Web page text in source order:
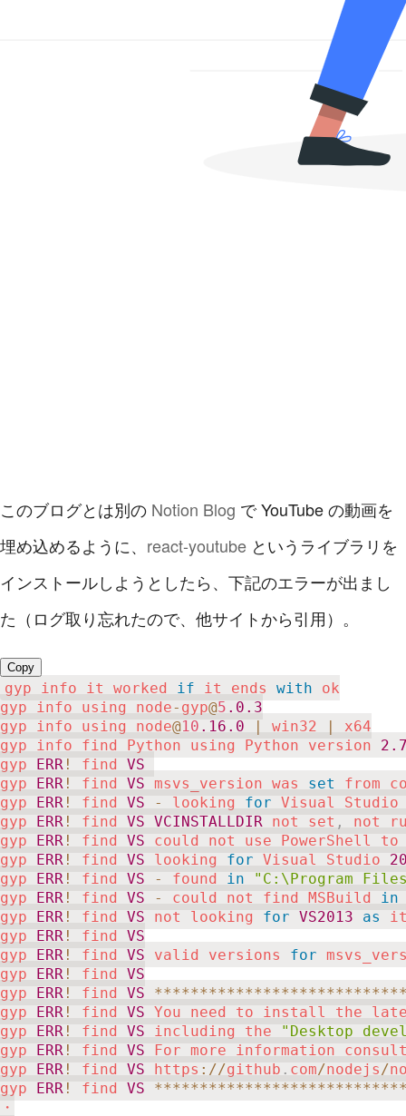
このブログとは別の Notion Blog で YouTube の動画を
埋め込めるように、 react-youtube というライブラリを
インストールしようとしたら、下記のエラーが出まし
た（ログ取り忘れたので、他サイトから引用）。
Copy
gyp info it worked if it ends with ok
gyp info using node- gyp@5 .0 .3
gyp info using node@10 .16 .0 | win32 |
x64
gyp info find Python using Python version
gyp ERR ! find VS
gyp ERR ! find VS msvs_version was set
from
gyp ERR ! find VS - looking for Visual
gyp ERR ! find VS VCINSTALLDIR not set ,
not
gyp ERR ! find VS could not use PowerShell
gyp ERR ! find VS looking for Visual Studio
gyp ERR ! find VS - found in
"C:\Program
gyp ERR ! find VS - could not find MSBuild in
gyp ERR ! find VS not looking for VS2013 as
gyp ERR ! find VS
gyp ERR ! find VS valid versions for
gyp ERR ! find VS
gyp ERR ! find VS **************************
gyp ERR ! find VS You need to install the
gyp ERR ! find VS including the
"Desktop
gyp ERR ! find VS For more information
gyp ERR ! find VS https : //github . com/nodejs /
gyp ERR ! find VS **************************
・